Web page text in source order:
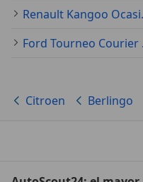
Citroen Berlingo